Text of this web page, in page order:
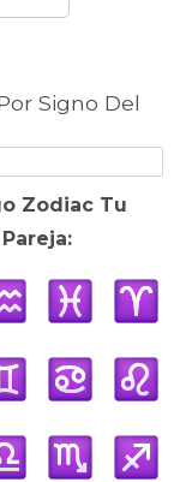
Signo Del
Zodiac Tu
Pareja: